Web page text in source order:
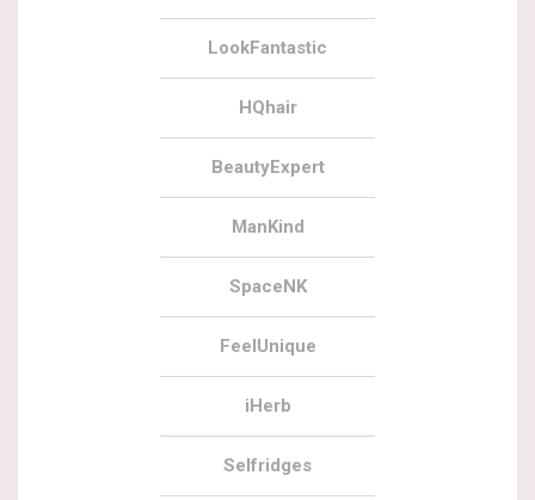
LookFantastic
HQhair
BeautyExpert
ManKind
SpaceNK
FeelUnique
iHerb
Selfridges